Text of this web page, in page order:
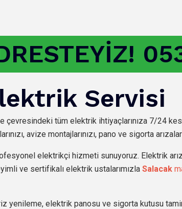
Servisi
çevresindeki tüm elektrik ihtiyaçlarınıza 7/24
avize montajlarınızı, pano ve sigorta
elektrikçi hizmeti sunuyoruz. Elektrik
ve sertifikalı elektrik ustalarımızla Salacak
yenileme, elektrik panosu ve sigorta kutusu